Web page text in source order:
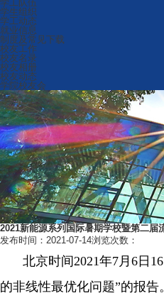
学工队伍
学生组织
学工动态
就业信息
制度及常见下载
校友工作
校友名录
校友相册
校友动态
学院校友会
2021新能源系列国际暑期学校暨第二
发布时间：2021-07-14浏览次数：
北京时间2021年7月 6日 16
的非线性最优化问题”的报告。